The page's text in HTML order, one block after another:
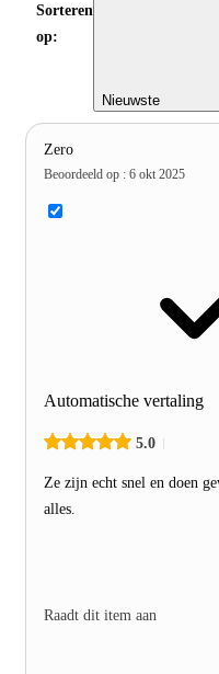
Sorteren
op:
Nieuwste
Zero
Beoordeeld op : 6 okt 2025
Automatische vertaling
5.0
Ze zijn echt snel en doen
alles.
Raadt dit item aan